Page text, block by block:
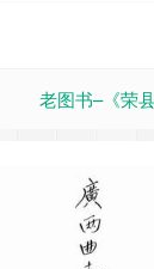
老图书–《荣